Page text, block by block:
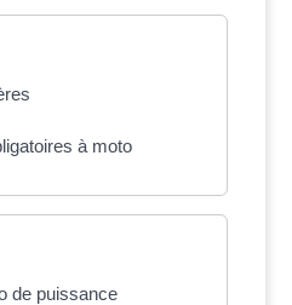
à moto
de puissance